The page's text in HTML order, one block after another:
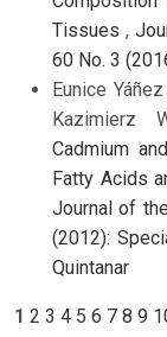
Tissues ,
60 No. 3
Eunice
Kazimierz
Cadmium
Fatty Acids
Journal of
(2012):
Quintanar
1 2 3 4 5 6 7 8 9